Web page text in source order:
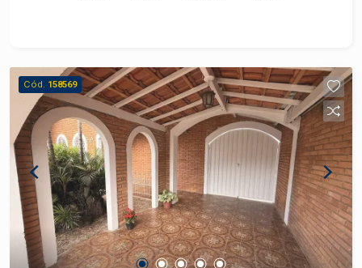
Cód. 158569